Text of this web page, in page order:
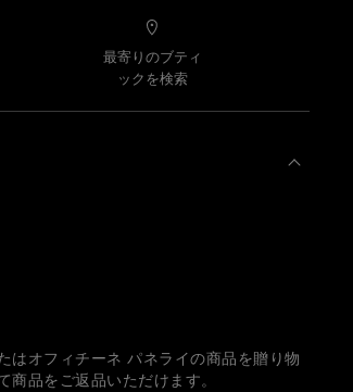
最寄りのブティ
ックを検索
はオフィチーネ パネライの商品を贈り物
品をご返品いただけます。